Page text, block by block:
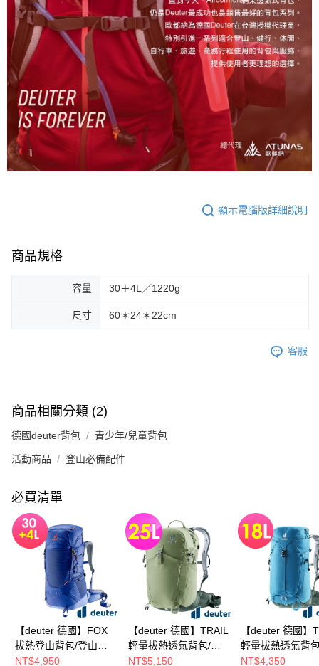
顯示電腦版詳細說明
商品規格
容量 30＋4L／1220g
尺寸 60＊24＊22cm
客服
商品相關分類 (2)
德國deuter背包 青少年/兒童背包
活動商品 登山必備配件
必買清單
【deuter 德國】FOX
拔熱登山背包/登山背
包/青少年款
NT$4,950
【deuter 德國】TRAIL
輕量拔熱透氣背包/登
山背包25L(3440524
NT$5,150
【deuter 德國】
輕量拔熱透氣背
山背包
NT$4,350